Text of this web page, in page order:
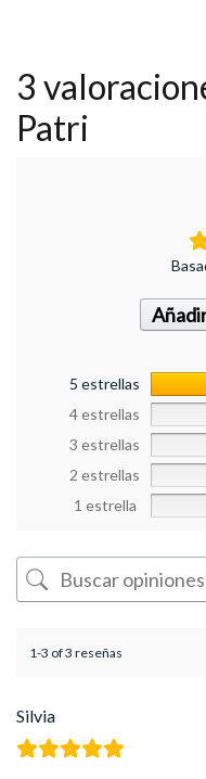
3
Patri
5 estrellas
4 estrellas
3 estrellas
2 estrellas
1 estrella
1-3 of 3 reseñas
Silvia